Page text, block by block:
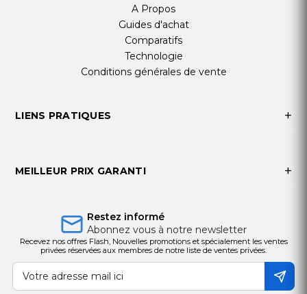
A Propos
Guides d'achat
Comparatifs
Technologie
Conditions générales de vente
LIENS PRATIQUES
MEILLEUR PRIX GARANTI
Restez informé
Abonnez vous à notre newsletter
Recevez nos offres Flash, Nouvelles promotions et spécialement les ventes
privées réservées aux membres de notre liste de ventes privées.